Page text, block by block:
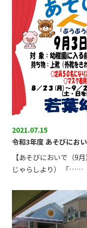
2021.07.15
令和3年度 あそびにお
【あそびにおいで（9
じゃらしより） 「……